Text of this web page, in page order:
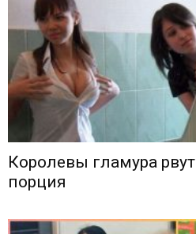
Королевы гламура
порция